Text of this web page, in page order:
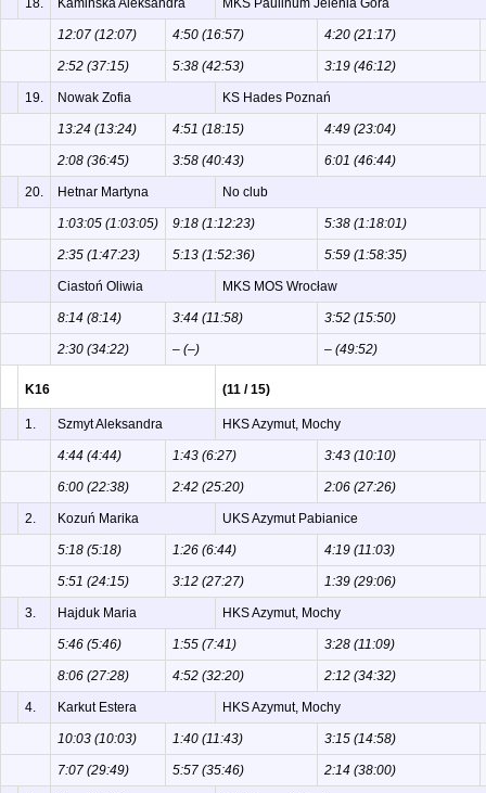
18. Kamińska Aleksandra MKS Paulinum Jelenia Góra
12:07 (12:07) 4:50 (16:57) 4:20 (21:17)
2:52 (37:15) 5:38 (42:53) 3:19 (46:12)
19. Nowak Zofia KS Hades Poznań
13:24 (13:24) 4:51 (18:15) 4:49 (23:04)
2:08 (36:45) 3:58 (40:43) 6:01 (46:44)
20. Hetnar Martyna No club
1:03:05 (1:03:05) 9:18 (1:12:23) 5:38 (1:18:01)
2:35 (1:47:23) 5:13 (1:52:36) 5:59 (1:58:35)
Ciastoń Oliwia MKS MOS Wrocław
8:14 (8:14) 3:44 (11:58) 3:52 (15:50)
2:30 (34:22) – (–) – (49:52)
K16 (11 / 15)
1. Szmyt Aleksandra HKS Azymut, Mochy
4:44 (4:44) 1:43 (6:27) 3:43 (10:10)
6:00 (22:38) 2:42 (25:20) 2:06 (27:26)
2. Kozuń Marika UKS Azymut Pabianice
5:18 (5:18) 1:26 (6:44) 4:19 (11:03)
5:51 (24:15) 3:12 (27:27) 1:39 (29:06)
3. Hajduk Maria HKS Azymut, Mochy
5:46 (5:46) 1:55 (7:41) 3:28 (11:09)
8:06 (27:28) 4:52 (32:20) 2:12 (34:32)
4. Karkut Estera HKS Azymut, Mochy
10:03 (10:03) 1:40 (11:43) 3:15 (14:58)
7:07 (29:49) 5:57 (35:46) 2:14 (38:00)